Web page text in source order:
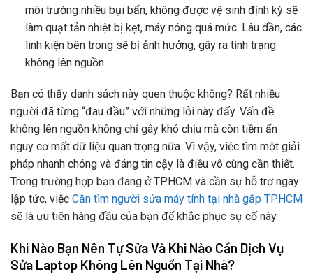
môi trường nhiều bụi bẩn, không được vệ sinh định kỳ sẽ
làm quạt tản nhiệt bị kẹt, máy nóng quá mức. Lâu dần, các
linh kiện bên trong sẽ bị ảnh hưởng, gây ra tình trạng
không lên nguồn.
Bạn có thấy danh sách này quen thuộc không? Rất nhiều
người đã từng “đau đầu” với những lỗi này đấy. Vấn đề
không lên nguồn không chỉ gây khó chịu mà còn tiềm ẩn
nguy cơ mất dữ liệu quan trọng nữa. Vì vậy, việc tìm một giải
pháp nhanh chóng và đáng tin cậy là điều vô cùng cần thiết.
Trong trường hợp bạn đang ở TP.HCM và cần sự hỗ trợ ngay
lập tức, việc Cần tìm người sửa máy tính tại nhà gấp TP.HCM
sẽ là ưu tiên hàng đầu của bạn để khắc phục sự cố này.
Khi Nào Bạn Nên Tự Sửa Và Khi Nào Cần Dịch Vụ
Sửa Laptop Không Lên Nguồn Tại Nhà?